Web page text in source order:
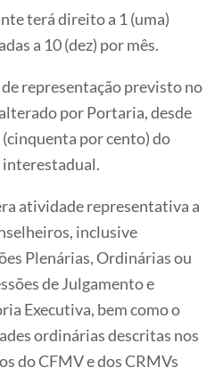
terá direito a 1 (uma)
a 10 (dez) por mês.
de representação previsto no
por Portaria, desde
por cento) do
interestadual.
atividade representativa a
inclusive
Plenárias, Ordinárias ou
de Julgamento e
Executiva, bem como o
ordinárias descritas nos
do CFMV e dos CRMVs